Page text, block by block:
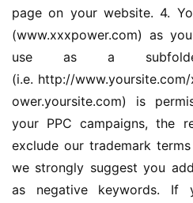
page on your website. 4.
(www.xxxpower.com) as
use as a
(i.e. http://
ower.yoursite.com) is
your PPC campaigns, the
exclude our trademark
we strongly suggest you
as negative keywords. If